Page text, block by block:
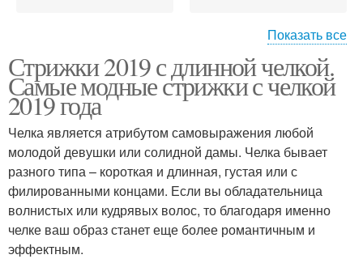
Волнистая лоханка Перья с острой челкой
Золотисто-коричневая
лоханка
Лоханка с бахромой
Стрижка с тупой челкой
Стрижка с длинной
Показать все
Стрижки 2019 с длинной челкой.
Самые модные стрижки с челкой
2019 года
Челка является атрибутом самовыражения любой
молодой девушки или солидной дамы. Челка бывает
разного типа – короткая и длинная, густая или с
филированными концами. Если вы обладательница
волнистых или кудрявых волос, то благодаря именно
челке ваш образ станет еще более романтичным и
эффектным.